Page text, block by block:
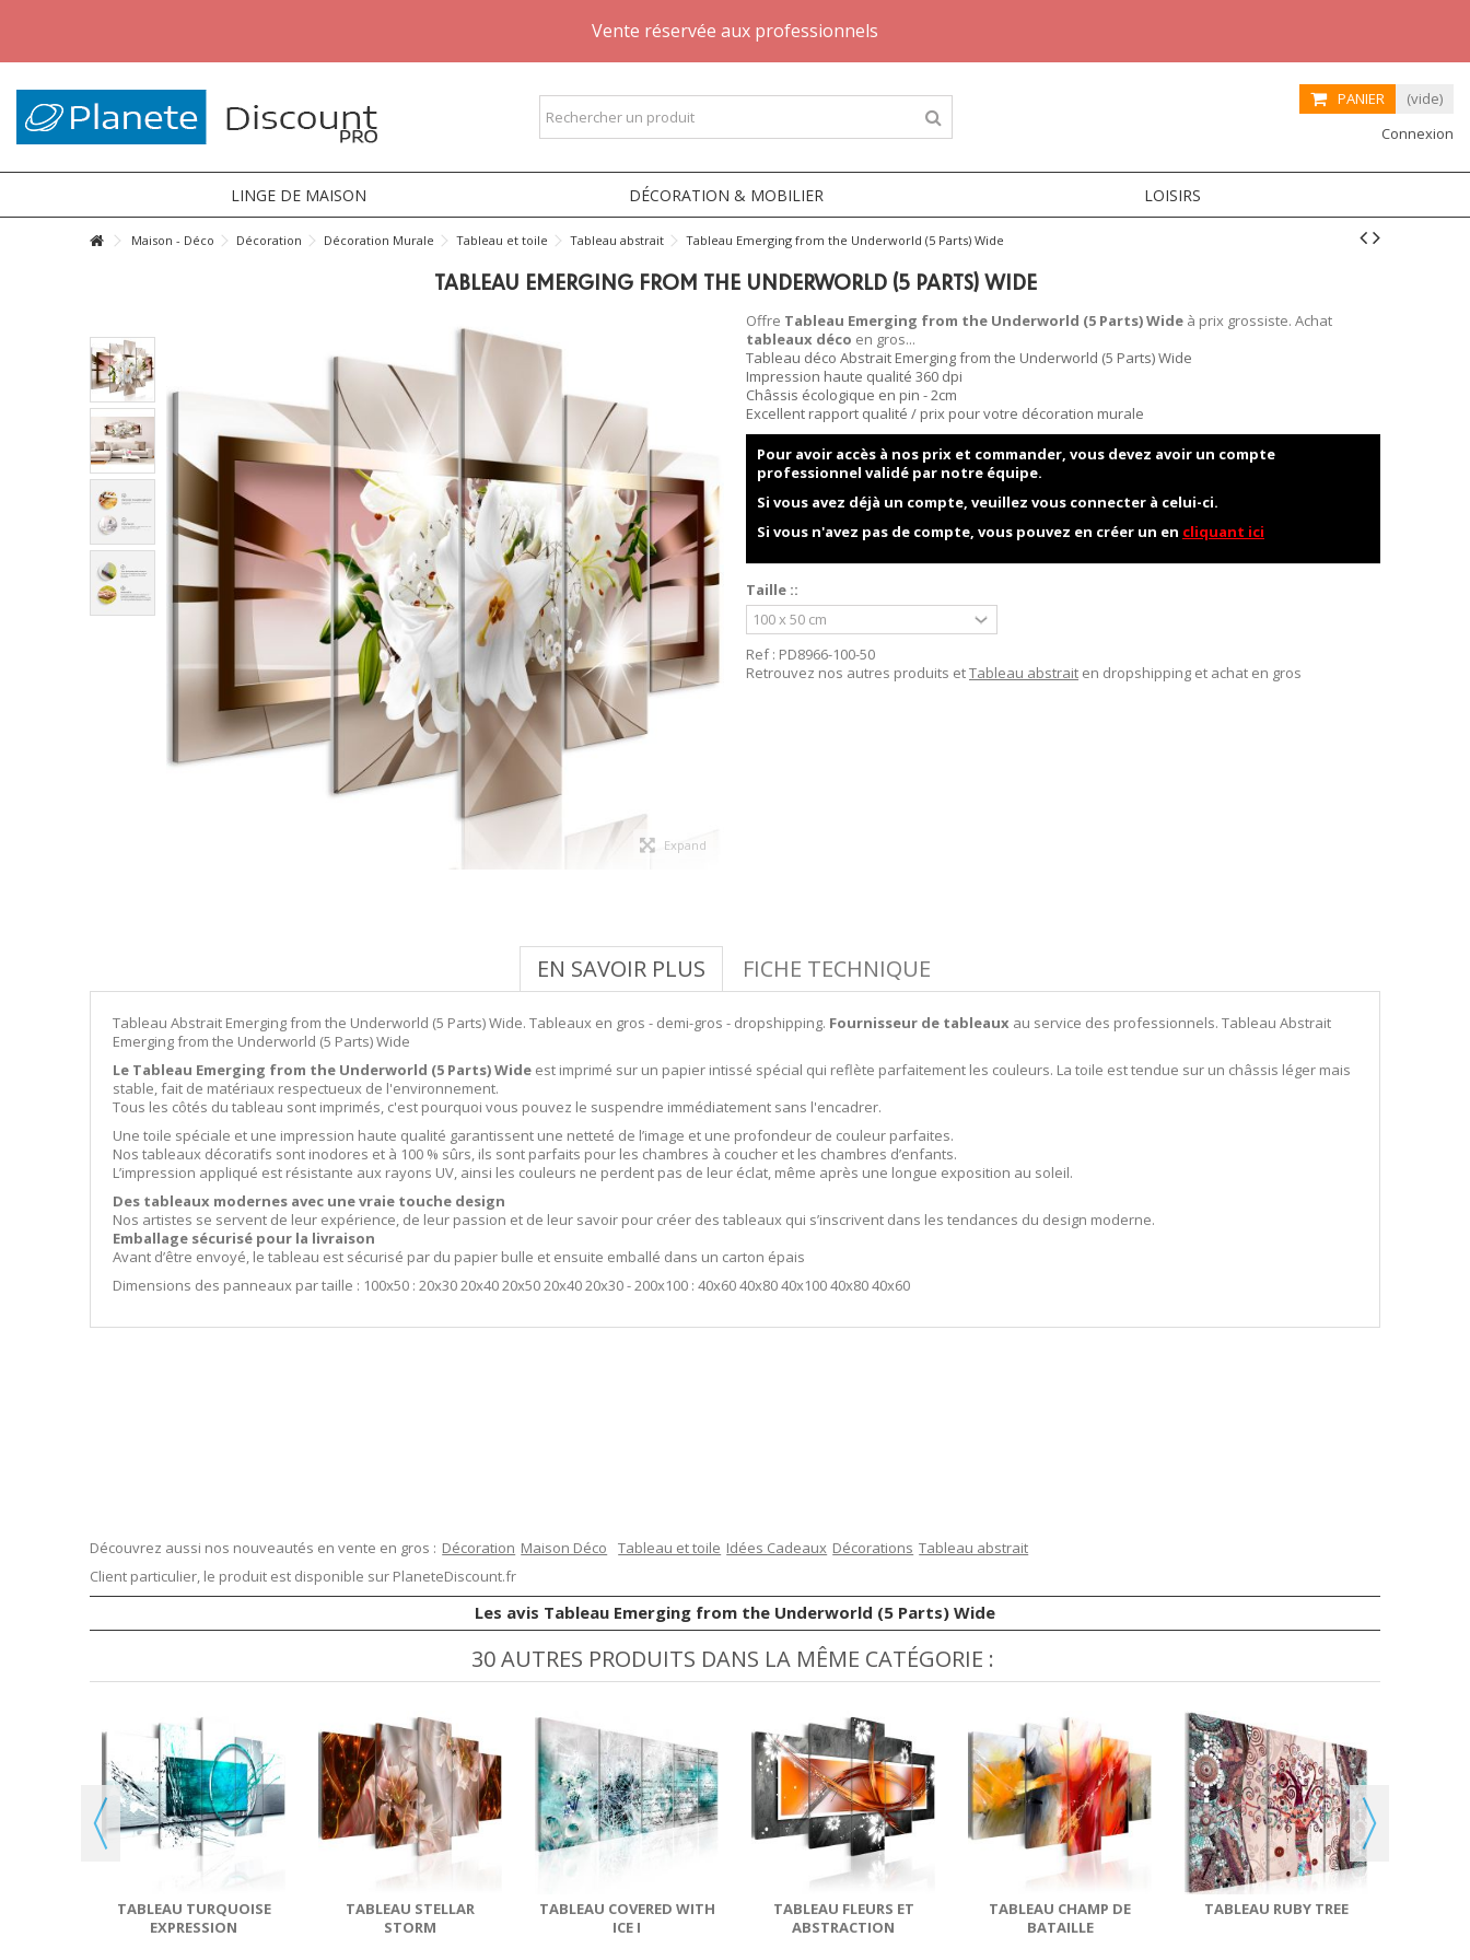
Vente réservée aux professionnels
PANIER
(vide)
Connexion
LINGE DE MAISON DÉCORATION & MOBILIER LOISIRS
Maison - Déco Décoration Décoration Murale Tableau et toile Tableau abstrait Tableau Emerging from the Underworld (5 Parts) Wide
TABLEAU EMERGING FROM THE UNDERWORLD (5 PARTS) WIDE
Expand
Offre Tableau Emerging from the Underworld (5 Parts) Wide à prix grossiste. Achat
tableaux déco en gros...
Tableau déco Abstrait Emerging from the Underworld (5 Parts) Wide
Impression haute qualité 360 dpi
Châssis écologique en pin - 2cm
Excellent rapport qualité / prix pour votre décoration murale
Pour avoir accès à nos prix et commander, vous devez avoir un compte
professionnel validé par notre équipe.
Si vous avez déjà un compte, veuillez vous connecter à celui-ci.
Si vous n'avez pas de compte, vous pouvez en créer un en cliquant ici
Taille ::
Ref : PD8966-100-50
Retrouvez nos autres produits etTableau abstrait en dropshipping et achat en gros
EN SAVOIR PLUS FICHE TECHNIQUE
Tableau Abstrait Emerging from the Underworld (5 Parts) Wide. Tableaux en gros - demi-gros - dropshipping. Fournisseur de tableaux au service des professionnels. Tableau Abstrait
Emerging from the Underworld (5 Parts) Wide
Le Tableau Emerging from the Underworld (5 Parts) Wide est imprimé sur un papier intissé spécial qui reflète parfaitement les couleurs. La toile est tendue sur un châssis léger mais
stable, fait de matériaux respectueux de l'environnement.
Tous les côtés du tableau sont imprimés, c'est pourquoi vous pouvez le suspendre immédiatement sans l'encadrer.
Une toile spéciale et une impression haute qualité garantissent une netteté de l’image et une profondeur de couleur parfaites.
Nos tableaux décoratifs sont inodores et à 100 % sûrs, ils sont parfaits pour les chambres à coucher et les chambres d’enfants.
L’impression appliqué est résistante aux rayons UV, ainsi les couleurs ne perdent pas de leur éclat, même après une longue exposition au soleil.
Des tableaux modernes avec une vraie touche design
Nos artistes se servent de leur expérience, de leur passion et de leur savoir pour créer des tableaux qui s’inscrivent dans les tendances du design moderne.
Emballage sécurisé pour la livraison
Avant d’être envoyé, le tableau est sécurisé par du papier bulle et ensuite emballé dans un carton épais
Dimensions des panneaux par taille : 100x50 : 20x30 20x40 20x50 20x40 20x30 - 200x100 : 40x60 40x80 40x100 40x80 40x60
Découvrez aussi nos nouveautés en vente en gros : Décoration Maison Déco Tableau et toile Idées Cadeaux Décorations Tableau abstrait
Client particulier, le produit est disponible sur PlaneteDiscount.fr
Les avis Tableau Emerging from the Underworld (5 Parts) Wide
30 AUTRES PRODUITS DANS LA MÊME CATÉGORIE :
TABLEAU TURQUOISE
EXPRESSION
TABLEAU STELLAR
STORM
TABLEAU COVERED WITH
ICE I
TABLEAU FLEURS ET
ABSTRACTION
TABLEAU CHAMP DE
BATAILLE
TABLEAU RUBY TREE